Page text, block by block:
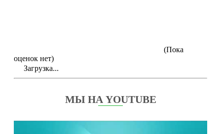
(Пока
оценок нет)
Загрузка...
МЫ НА YOUTUBE